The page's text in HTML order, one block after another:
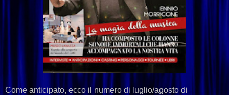
Come anticipato, ecco il numero di luglio/agosto di